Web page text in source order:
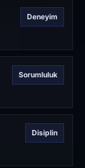
Deneyim
Sorumluluk
Disiplin